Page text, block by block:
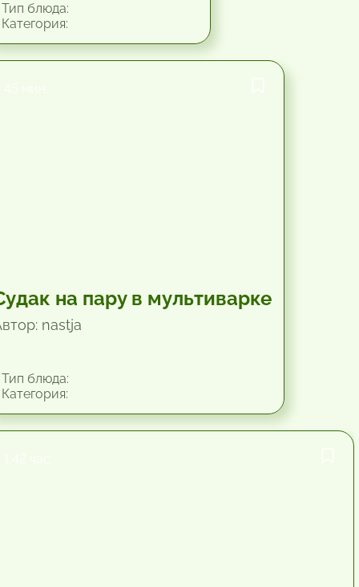
блюда:
на пару в мультиварке
nastja
блюда: